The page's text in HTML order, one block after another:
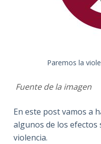
Paremos la
Fuente de la imagen
En este post vamos a
algunos de los efectos
violencia.